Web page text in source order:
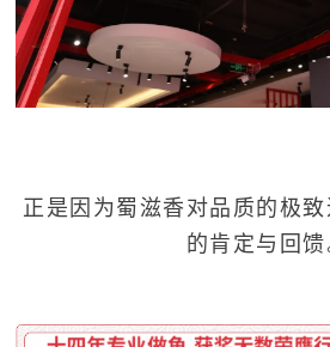
正是因为蜀滋香对品质的极
的肯定与回馈